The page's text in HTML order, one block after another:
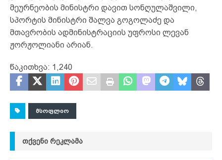
მეურნეობის მინისტრი დავით სონღულაშვილი,
სპორტის მინისტრი შალვა გოგოლაძე და
მთავრობის ადმინისტრაციის უფროსი ლევან
ჟორჟოლიანი არიან.
წაკითხვა: 1,240
ᲛᲡᲝᲤᲚᲘᲝ
ᲗᲥᲕᲔᲜᲘ ᲠᲔᲙᲚᲐᲛᲐ